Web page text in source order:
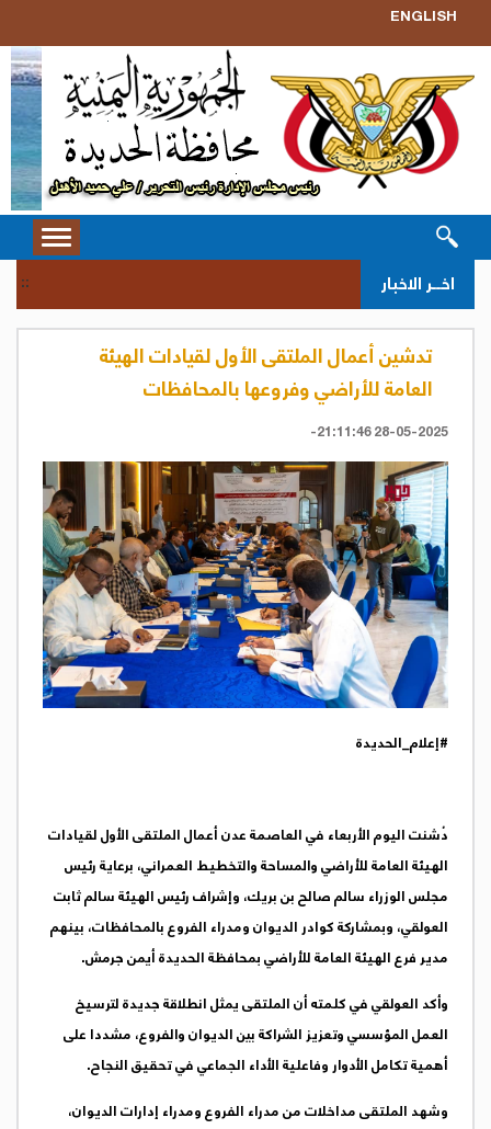
ENGLISH
Toggle
اخــر الاخبار
تدشين أعمال الملتقى الأول لقيادات الهيئة
العامة للأراضي وفروعها بالمحافظات
28-05-2025 21:11:46-
#إعلام_الحديدة
دُشنت اليوم الأربعاء في العاصمة عدن أعمال الملتقى الأول لقيادات
الهيئة العامة للأراضي والمساحة والتخطيط العمراني، برعاية رئيس
مجلس الوزراء سالم صالح بن بريك، وإشراف رئيس الهيئة سالم ثابت
العولقي، وبمشاركة كوادر الديوان ومدراء الفروع بالمحافظات، بينهم
مدير فرع الهيئة العامة للأراضي بمحافظة الحديدة أيمن جرمش.
وأكد العولقي في كلمته أن الملتقى يمثل انطلاقة جديدة لترسيخ
العمل المؤسسي وتعزيز الشراكة بين الديوان والفروع، مشددا على
أهمية تكامل الأدوار وفاعلية الأداء الجماعي في تحقيق النجاح.
وشهد الملتقى مداخلات من مدراء الفروع ومدراء إدارات الديوان،